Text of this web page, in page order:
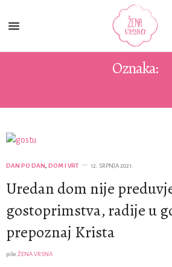
Oznaka:
DAN PO DAN, DOM I VRT 12. SRPNJA 2021.
Uredan dom nije
gostoprimstva, radije u
prepoznaj Krista
piše ŽENA VRSNA